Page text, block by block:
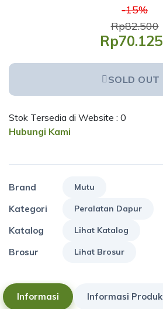
-15%
Rp82.500
Rp70.125
SOLD OUT
Stok Tersedia di Website : 0
Hubungi Kami
Brand Mutu
Kategori Peralatan Dapur
Katalog Lihat Katalog
Brosur Lihat Brosur
Informasi Informasi Produk